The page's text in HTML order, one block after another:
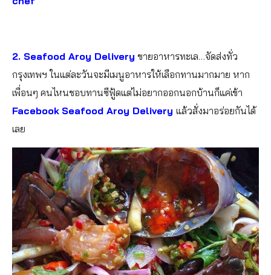
2. Seafood Aroy Delivery ขายอาหารทะเล…จัดส่งทั่ว
กรุงเทพฯ ในแต่ละวันจะมีเมนูอาหารให้เลือกทานมากมาย หาก
เพื่อนๆ คนไหนชอบทานซีฟู้ดแต่ไม่อยากออกนอกบ้านก็แค่เข้า
Facebook Seafood Aroy Delivery แล้วสั่งมาอร่อยกันได้
เลย